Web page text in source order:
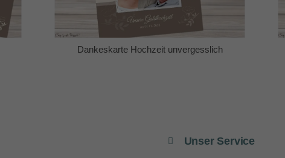
Dankeskarte Hochzeit unvergesslich
Unser Service